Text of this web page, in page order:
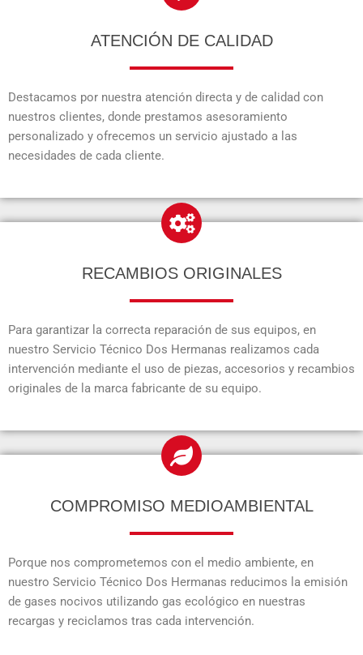
ATENCIÓN DE CALIDAD
Destacamos por nuestra atención directa y de calidad con
nuestros clientes, donde prestamos asesoramiento
personalizado y ofrecemos un servicio ajustado a las
necesidades de cada cliente.
RECAMBIOS ORIGINALES
Para garantizar la correcta reparación de sus equipos, en
nuestro Servicio Técnico Dos Hermanas realizamos cada
intervención mediante el uso de piezas, accesorios y recambios
originales de la marca fabricante de su equipo.
COMPROMISO MEDIOAMBIENTAL
Porque nos comprometemos con el medio ambiente, en
nuestro Servicio Técnico Dos Hermanas reducimos la emisión
de gases nocivos utilizando gas ecológico en nuestras
recargas y reciclamos tras cada intervención.